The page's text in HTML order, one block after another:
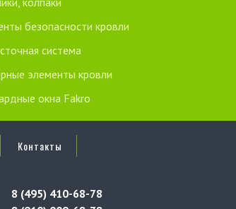
безопасности кровли
система
элементы кровли
окна Fakro
Контакты
8 (495) 410-68-78